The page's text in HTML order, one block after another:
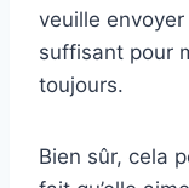
veuille
suffisant pour
toujours.
Bien sûr, cela